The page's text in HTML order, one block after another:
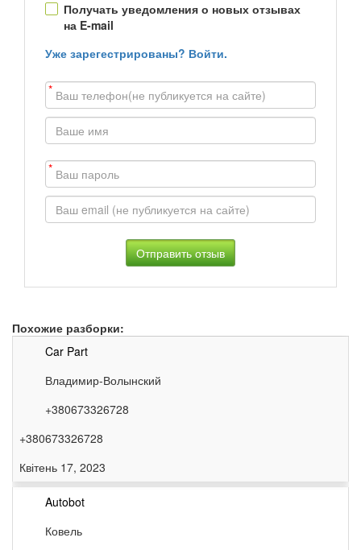
Получать уведомления о новых отзывах
на E-mail
Уже зарегестрированы? Войти.
*
*
Похожие разборки:
Car Part
Владимир-Волынский
+380673326728
+380673326728
Квітень 17, 2023
Autobot
Ковель